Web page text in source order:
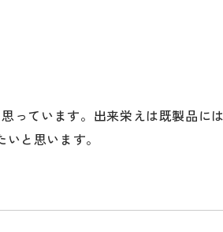
っています。出来栄えは既製品に
と思います。